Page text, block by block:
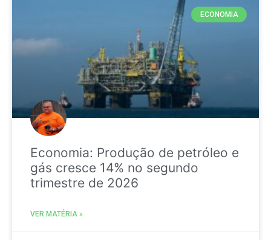
ECONOMIA
Economia: Produção de petróleo e
gás cresce 14% no segundo
trimestre de 2026
VER MATÉRIA »